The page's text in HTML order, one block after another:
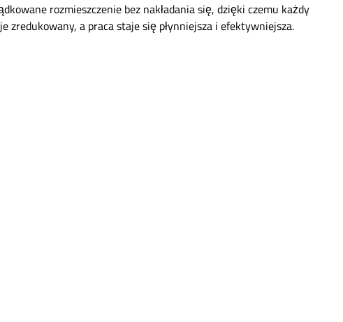
rozmieszczenie bez nakładania się, dzięki czemu każdy
zredukowany, a praca staje się płynniejsza i efektywniejsza.